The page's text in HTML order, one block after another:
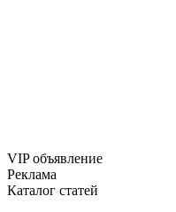
VIP объявление
Реклама
Каталог статей